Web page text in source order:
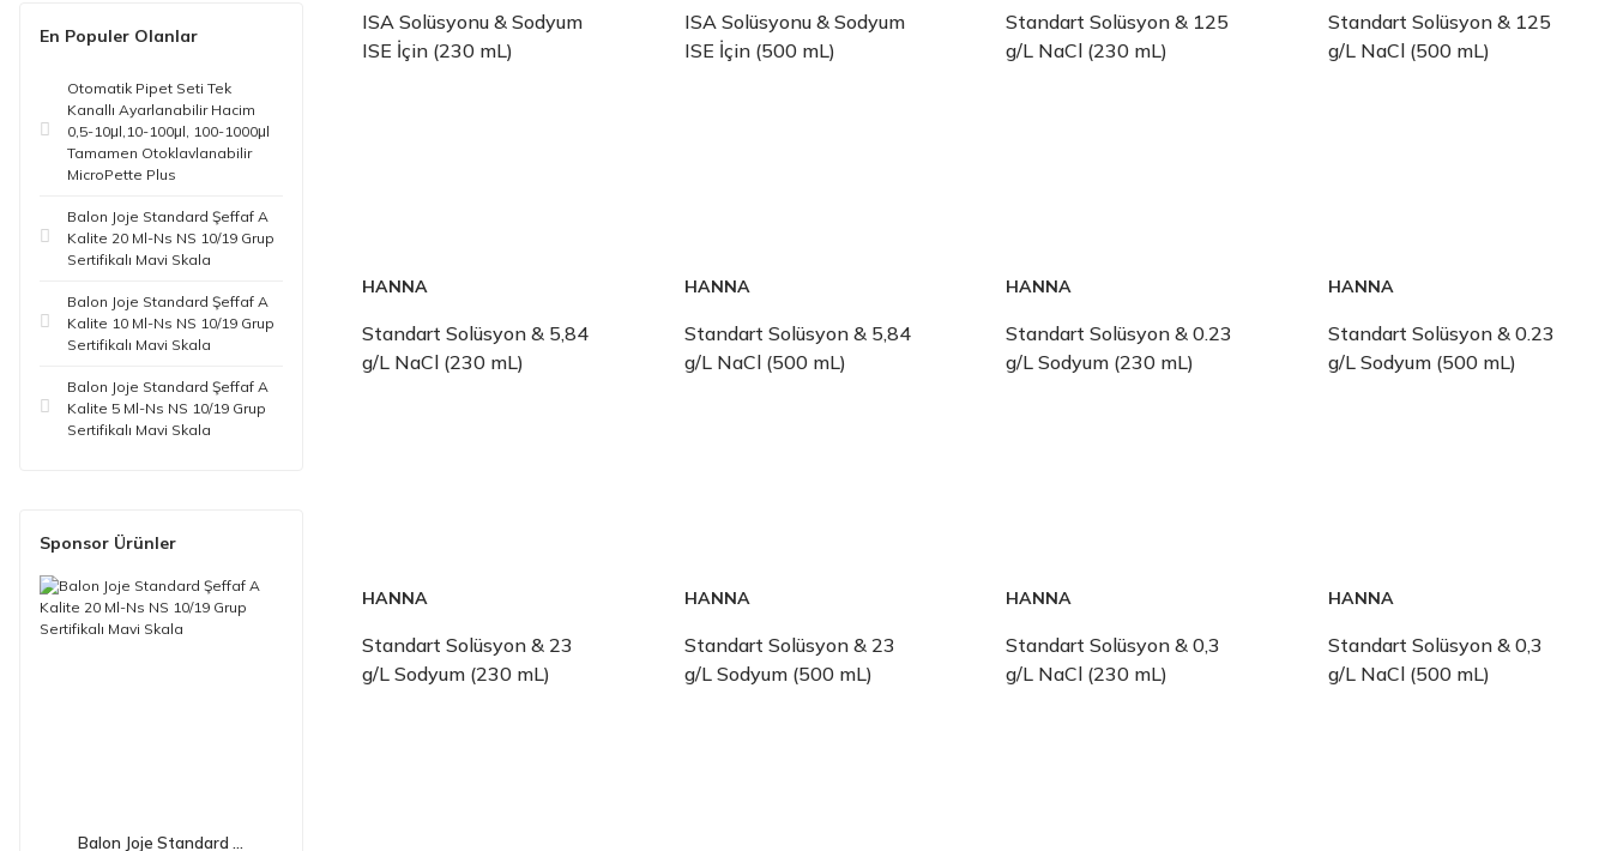
En Populer Olanlar
Otomatik Pipet Seti Tek
Kanallı Ayarlanabilir Hacim
0,5-10μl,10-100μl, 100-1000μl
Tamamen Otoklavlanabilir
MicroPette Plus
Balon Joje Standard Şeffaf A
Kalite 20 Ml-Ns NS 10/19 Grup
Sertifikalı Mavi Skala
Balon Joje Standard Şeffaf A
Kalite 10 Ml-Ns NS 10/19 Grup
Sertifikalı Mavi Skala
Balon Joje Standard Şeffaf A
Kalite 5 Ml-Ns NS 10/19 Grup
Sertifikalı Mavi Skala
Sponsor Ürünler
Balon Joje Standard ...
ISA Solüsyonu & Sodyum
ISE İçin (230 mL)
ISA Solüsyonu & Sodyum
ISE İçin (500 mL)
Standart Solüsyon & 125
g/L NaCl (230 mL)
Standart Solüsyon & 125
g/L NaCl (500 mL)
HANNA
Standart Solüsyon & 5,84
g/L NaCl (230 mL)
HANNA
Standart Solüsyon & 5,84
g/L NaCl (500 mL)
HANNA
Standart Solüsyon & 0.23
g/L Sodyum (230 mL)
HANNA
Standart Solüsyon & 0.23
g/L Sodyum (500 mL)
HANNA
Standart Solüsyon & 23
g/L Sodyum (230 mL)
HANNA
Standart Solüsyon & 23
g/L Sodyum (500 mL)
HANNA
Standart Solüsyon & 0,3
g/L NaCl (230 mL)
HANNA
Standart Solüsyon & 0,3
g/L NaCl (500 mL)